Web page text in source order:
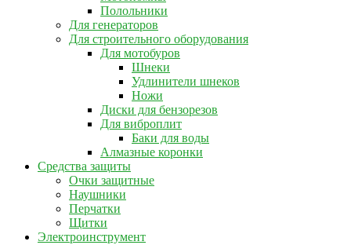
Полольники
Для генераторов
Для строительного оборудования
Для мотобуров
Шнеки
Удлинители шнеков
Ножи
Диски для бензорезов
Для виброплит
Баки для воды
Алмазные коронки
Средства защиты
Очки защитные
Наушники
Перчатки
Щитки
Электроинструмент